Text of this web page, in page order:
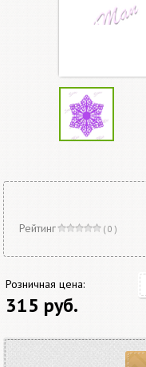
Рейтинг ( 0 )
Розничная цена:
315 руб.